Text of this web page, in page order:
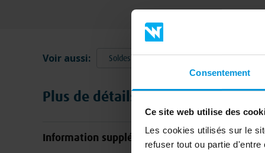
Consentement
Ce site web utilise des
Les cookies utilisés sur le
refuser tout ou partie
Voir aussi: Soldes meubles
Plus de détails
Information supplémentaire